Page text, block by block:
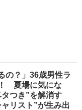
の？」36歳男性ラ
夏場に気にな
つき”を解消す
リスト”が生み出